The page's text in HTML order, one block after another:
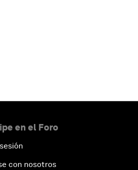
en el Foro
con nosotros